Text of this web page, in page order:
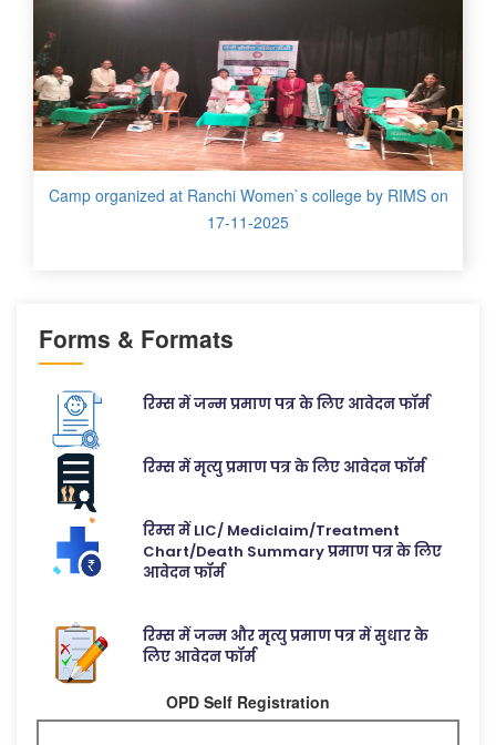
Camp organized at Ranchi Women`s college by RIMS on
17-11-2025
Forms & Formats
रिम्स में जन्म प्रमाण पत्र के लिए आवेदन फॉर्म
रिम्स में मृत्यु प्रमाण पत्र के लिए आवेदन फॉर्म
रिम्स में LIC/ Mediclaim/Treatment
Chart/Death Summary प्रमाण पत्र के लिए
आवेदन फॉर्म
रिम्स में जन्म और मृत्यु प्रमाण पत्र में सुधार के
लिए आवेदन फॉर्म
OPD Self Registration